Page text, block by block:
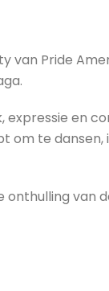
van Pride
expressie en
om te dansen,
van